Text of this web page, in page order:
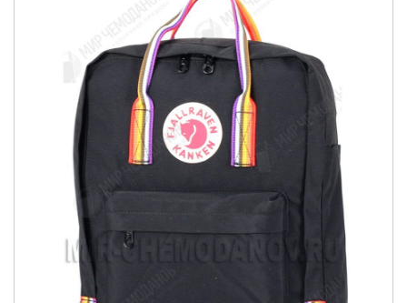
Сумки спортивные
Сумки деловые
Сумки поясные
Сумки пляжные
Сумки для ноутбуков
Сумки-тележки хозяйственные
Сумки-рюкзаки на колёсах